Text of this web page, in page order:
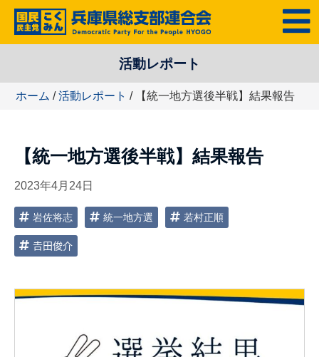
テ
ツ
MENU
活動レポート
ホーム /活動レポート / 【統一地方選後半戦】結果報告
【統一地方選後半戦】結果報告
2023年4月24日
岩佐将志 統一地方選 若村正順
𠮷田俊介